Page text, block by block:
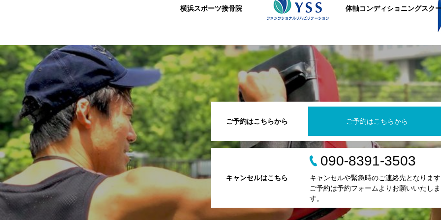
横浜スポーツ接骨院 体軸コンディショニングスク
ご予約はこちらから ご予約はこちらから
キャンセルはこちら
090-8391-3503
キャンセルや緊急時のご連絡先となりま
ご予約は予約フォームよりお願いいたしま
す。